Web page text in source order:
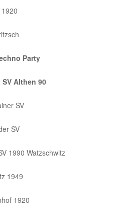
Party
Althen 90
SV
SV
1990 Watzschwitz
1949
1920